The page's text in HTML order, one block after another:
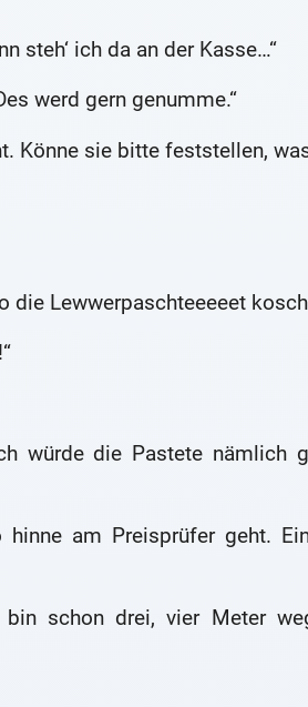
steh‘ ich da an der Kasse…“
werd gern genumme.“
Könne sie bitte feststellen,
Lewwerpaschteeeeet
würde die Pastete nämlich
am Preisprüfer geht.
bin schon drei, vier Meter